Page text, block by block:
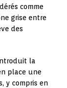
comme
grise entre
des
la
place une
y compris en